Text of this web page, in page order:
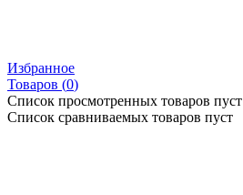
Избранное
Товаров (0)
Список просмотренных товаров пуст
Список сравниваемых товаров пуст